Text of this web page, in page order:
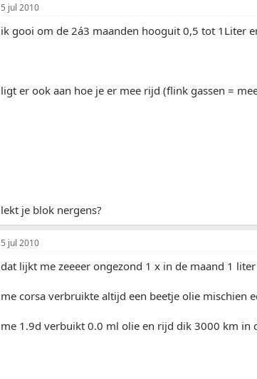
5 jul 2010
ik gooi om de 2á3 maanden hooguit 0,5 tot 1Liter
ligt er ook aan hoe je er mee rijd (flink gassen =
lekt je blok nergens?
5 jul 2010
dat lijkt me zeeeer ongezond 1 x in de maand 1
me corsa verbruikte altijd een beetje olie mischien
me 1.9d verbuikt 0.0 ml olie en rijd dik 3000 km in